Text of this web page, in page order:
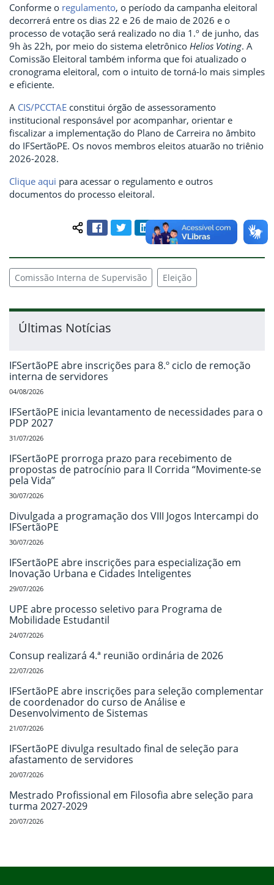
Conforme o regulamento, o período da campanha eleitoral
decorrerá entre os dias 22 e 26 de maio de 2026 e o
processo de votação será realizado no dia 1.º de junho, das
9h às 22h, por meio do sistema eletrônico Helios Voting. A
Comissão Eleitoral também informa que foi atualizado o
cronograma eleitoral, com o intuito de torná-lo mais simples
e eficiente.
A CIS/PCCTAE constitui órgão de assessoramento
institucional responsável por acompanhar, orientar e
fiscalizar a implementação do Plano de Carreira no âmbito
do IFSertãoPE. Os novos membros eleitos atuarão no triênio
2026-2028.
Clique aqui para acessar o regulamento e outros
documentos do processo eleitoral.
Compartilhar conteúdo:
FacebookTwitterLinkedInPinterestWhatsApp
Comissão Interna de Supervisão Eleição
Últimas Notícias
IFSertãoPE abre inscrições para 8.º ciclo de remoção
interna de servidores
04/08/2026
IFSertãoPE inicia levantamento de necessidades para o
PDP 2027
31/07/2026
IFSertãoPE prorroga prazo para recebimento de
propostas de patrocínio para II Corrida “Movimente-se
pela Vida”
30/07/2026
Divulgada a programação dos VIII Jogos Intercampi do
IFSertãoPE
30/07/2026
IFSertãoPE abre inscrições para especialização em
Inovação Urbana e Cidades Inteligentes
29/07/2026
UPE abre processo seletivo para Programa de
Mobilidade Estudantil
24/07/2026
Consup realizará 4.ª reunião ordinária de 2026
22/07/2026
IFSertãoPE abre inscrições para seleção complementar
de coordenador do curso de Análise e
Desenvolvimento de Sistemas
21/07/2026
IFSertãoPE divulga resultado final de seleção para
afastamento de servidores
20/07/2026
Mestrado Profissional em Filosofia abre seleção para
turma 2027-2029
20/07/2026